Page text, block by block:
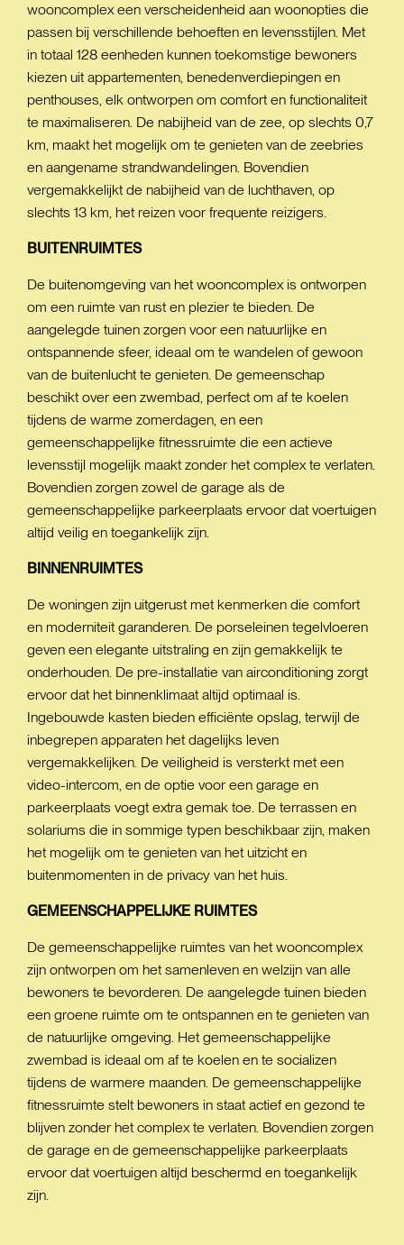
wooncomplex een verscheidenheid aan woonopties die
passen bij verschillende behoeften en levensstijlen. Met
in totaal 128 eenheden kunnen toekomstige bewoners
kiezen uit appartementen, benedenverdiepingen en
penthouses, elk ontworpen om comfort en functionaliteit
te maximaliseren. De nabijheid van de zee, op slechts 0,7
km, maakt het mogelijk om te genieten van de zeebries
en aangename strandwandelingen. Bovendien
vergemakkelijkt de nabijheid van de luchthaven, op
slechts 13 km, het reizen voor frequente reizigers.
BUITENRUIMTES
De buitenomgeving van het wooncomplex is ontworpen
om een ruimte van rust en plezier te bieden. De
aangelegde tuinen zorgen voor een natuurlijke en
ontspannende sfeer, ideaal om te wandelen of gewoon
van de buitenlucht te genieten. De gemeenschap
beschikt over een zwembad, perfect om af te koelen
tijdens de warme zomerdagen, en een
gemeenschappelijke fitnessruimte die een actieve
levensstijl mogelijk maakt zonder het complex te verlaten.
Bovendien zorgen zowel de garage als de
gemeenschappelijke parkeerplaats ervoor dat voertuigen
altijd veilig en toegankelijk zijn.
BINNENRUIMTES
De woningen zijn uitgerust met kenmerken die comfort
en moderniteit garanderen. De porseleinen tegelvloeren
geven een elegante uitstraling en zijn gemakkelijk te
onderhouden. De pre-installatie van airconditioning zorgt
ervoor dat het binnenklimaat altijd optimaal is.
Ingebouwde kasten bieden efficiënte opslag, terwijl de
inbegrepen apparaten het dagelijks leven
vergemakkelijken. De veiligheid is versterkt met een
video-intercom, en de optie voor een garage en
parkeerplaats voegt extra gemak toe. De terrassen en
solariums die in sommige typen beschikbaar zijn, maken
het mogelijk om te genieten van het uitzicht en
buitenmomenten in de privacy van het huis.
GEMEENSCHAPPELIJKE RUIMTES
De gemeenschappelijke ruimtes van het wooncomplex
zijn ontworpen om het samenleven en welzijn van alle
bewoners te bevorderen. De aangelegde tuinen bieden
een groene ruimte om te ontspannen en te genieten van
de natuurlijke omgeving. Het gemeenschappelijke
zwembad is ideaal om af te koelen en te socializen
tijdens de warmere maanden. De gemeenschappelijke
fitnessruimte stelt bewoners in staat actief en gezond te
blijven zonder het complex te verlaten. Bovendien zorgen
de garage en de gemeenschappelijke parkeerplaats
ervoor dat voertuigen altijd beschermd en toegankelijk
zijn.